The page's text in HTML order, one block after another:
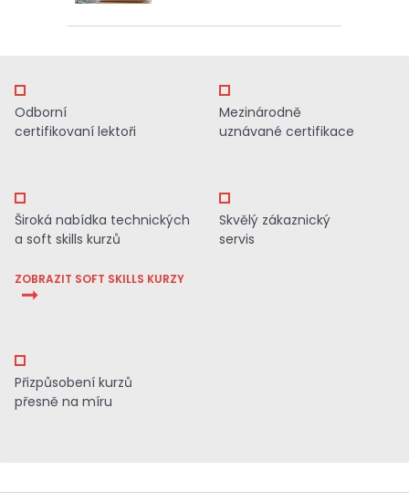
Odborní
certifikovaní lektoři
Mezinárodně
uznávané certifikace
Široká nabídka technických
a soft skills kurzů
ZOBRAZIT SOFT SKILLS KURZY
Skvělý zákaznický
servis
Přizpůsobení kurzů
přesně na míru